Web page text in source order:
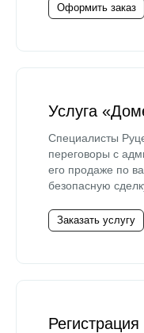
Оформить заказ
Услуга
Специалисты
переговоры с
его продаже по
безопасную
Заказать услугу